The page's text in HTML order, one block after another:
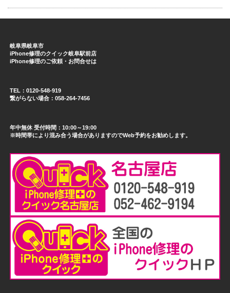
岐阜県岐阜市
iPhone修理のクイック岐阜駅前店
iPhone修理のご依頼・お問合せは
TEL：0120-548-919
繋がらない場合：058-264-7456
年中無休 受付時間：10:00～19:00
※時間帯により混み合う場合がありますのでWeb予約をお勧めします。